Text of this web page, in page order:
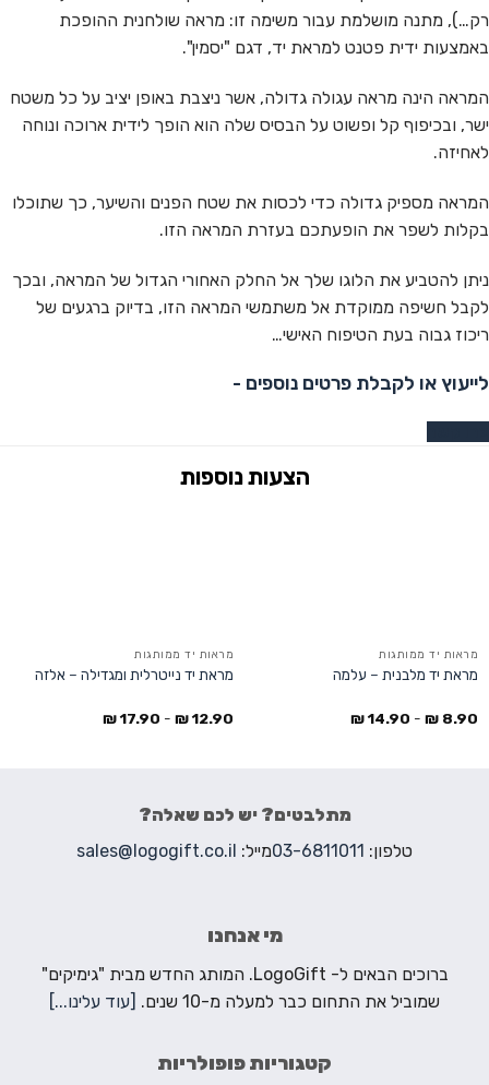
רק…), מתנה מושלמת עבור משימה זו: מראה שולחנית ההופכת
באמצעות ידית פטנט למראת יד, דגם "יסמין".
המראה הינה מראה עגולה גדולה, אשר ניצבת באופן יציב על כל משטח
ישר, ובכיפוף קל ופשוט על הבסיס שלה הוא הופך לידית ארוכה ונוחה
לאחיזה.
המראה מספיק גדולה כדי לכסות את שטח הפנים והשיער, כך שתוכלו
בקלות לשפר את הופעתכם בעזרת המראה הזו.
ניתן להטביע את הלוגו שלך אל החלק האחורי הגדול של המראה, ובכך
לקבל חשיפה ממוקדת אל משתמשי המראה הזו, בדיוק ברגעים של
ריכוז גבוה בעת הטיפוח האישי…
לייעוץ או לקבלת פרטים נוספים -
מראות יד ממותגות
מראת יד מלבנית – עלמה
8.90
₪
-
14.90
₪
מראות יד ממותגות
מראת יד נייטרלית ומגדילה – אלזה
12.90
₪
-
17.90
₪
מתלבטים? יש לכם שאלה?
טלפון: 03-6811011מייל: sales@logogift.co.il
מי אנחנו
ברוכים הבאים ל- LogoGift. המותג החדש מבית "גימיקים"
שמוביל את התחום כבר למעלה מ-10 שנים.
[עוד עלינו...]
קטגוריות פופולריות